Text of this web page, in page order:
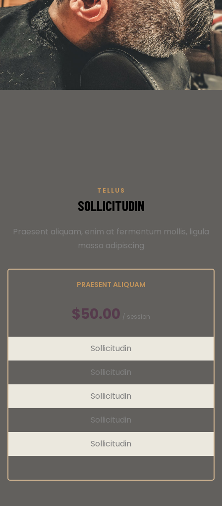
TELLUS
SOLLICITUDIN
Praesent aliquam, enim at fermentum mollis, ligula
massa adipiscing
PRAESENT ALIQUAM
$50.00 / session
Sollicitudin
Sollicitudin
Sollicitudin
Sollicitudin
Sollicitudin